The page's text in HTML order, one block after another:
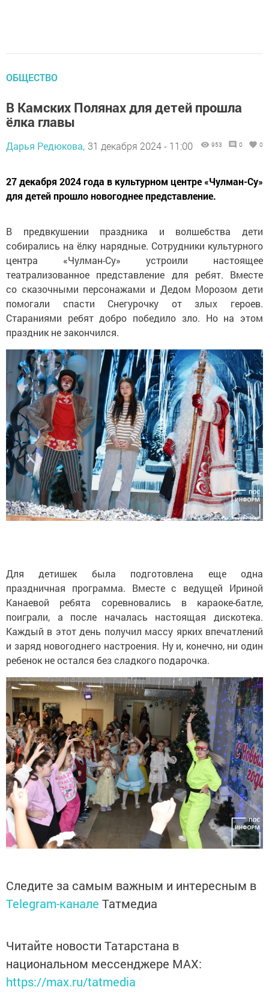
ОБЩЕСТВО
В Камских Полянах для детей прошла
ёлка главы
Дарья Редюкова, 31 декабря 2024 - 11:00 953 0 0
27 декабря 2024 года в культурном центре «Чулман-Су»
для детей прошло новогоднее представление.
В предвкушении праздника и волшебства дети
собирались на ёлку нарядные. Сотрудники культурного
центра «Чулман-Су» устроили настоящее
театрализованное представление для ребят. Вместе
со сказочными персонажами и Дедом Морозом дети
помогали спасти Снегурочку от злых героев.
Стараниями ребят добро победило зло. Но на этом
праздник не закончился.
Для детишек была подготовлена еще одна
праздничная программа. Вместе с ведущей Ириной
Канаевой ребята соревновались в караоке-батле,
поиграли, а после началась настоящая дискотека.
Каждый в этот день получил массу ярких впечатлений
и заряд новогоднего настроения. Ну и, конечно, ни один
ребенок не остался без сладкого подарочка.
Следите за самым важным и интересным в
Telegram-канале Татмедиа
Читайте новости Татарстана в
национальном мессенджере MАХ:
https://max.ru/tatmedia